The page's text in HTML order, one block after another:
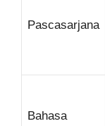
Pascasarjana
Bahasa